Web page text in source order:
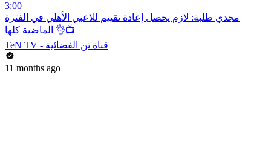
3:00
مجدي طلبة: لازم يحصل إعادة تقييم للاعبي الأهلي في الفترة
الماضية كلها 👌📺
TeN TV - قناة تن الفضائية
11 months ago